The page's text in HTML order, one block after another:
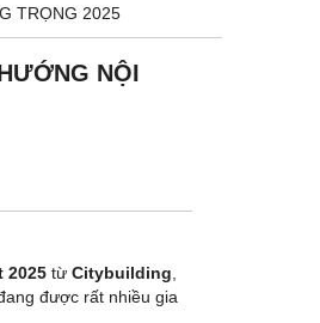
TRỌNG 2025
NỘI
2025 từ Citybuilding
đang được rất nhiều gia